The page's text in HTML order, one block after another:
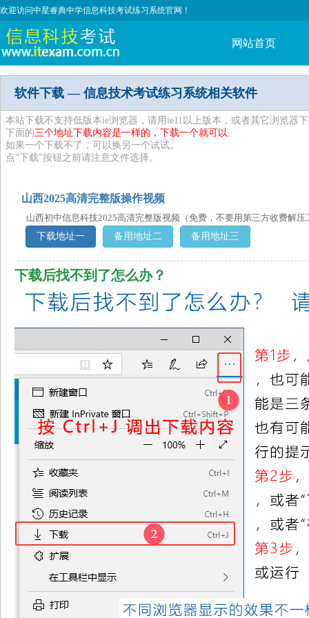
欢迎访问中星睿典中学信息科技考试练习系统官网！
网站首页
软件下载 — 信息技术考试练习系统相关软件
本站下载不支持低版本ie浏览器，请用ie11以上版本，或者其它浏览器
下面的三个地址下载内容是一样的，下载一个就可以。
如果一个下载不了，可以换另一个试试。
点“下载”按钮之前请注意文件选择。
山西2025高清完整版操作视频
山西初中信息科技2025高清完整版视频（免费，不要用第三方收费解
下载地址一
备用地址二 备用地址三
下载后找不到了怎么办？